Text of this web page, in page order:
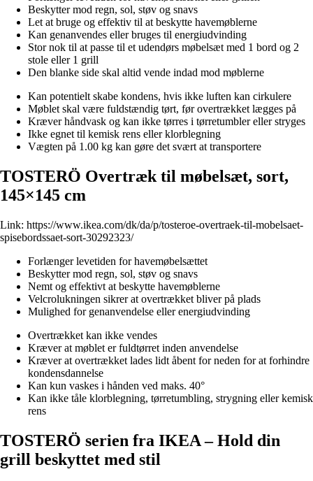
Beskytter mod regn, sol, støv og snavs
Let at bruge og effektiv til at beskytte havemøblerne
Kan genanvendes eller bruges til energiudvinding
Stor nok til at passe til et udendørs møbelsæt med 1 bord og 2
stole eller 1 grill
Den blanke side skal altid vende indad mod møblerne
Kan potentielt skabe kondens, hvis ikke luften kan cirkulere
Møblet skal være fuldstændig tørt, før overtrækket lægges på
Kræver håndvask og kan ikke tørres i tørretumbler eller stryges
Ikke egnet til kemisk rens eller klorblegning
Vægten på 1.00 kg kan gøre det svært at transportere
TOSTERÖ Overtræk til møbelsæt, sort,
145×145 cm
Link: https://www.ikea.com/dk/da/p/tosteroe-overtraek-til-mobelsaet-
spisebordssaet-sort-30292323/
Forlænger levetiden for havemøbelsættet
Beskytter mod regn, sol, støv og snavs
Nemt og effektivt at beskytte havemøblerne
Velcrolukningen sikrer at overtrækket bliver på plads
Mulighed for genanvendelse eller energiudvinding
Overtrækket kan ikke vendes
Kræver at møblet er fuldtørret inden anvendelse
Kræver at overtrækket lades lidt åbent for neden for at forhindre
kondensdannelse
Kan kun vaskes i hånden ved maks. 40°
Kan ikke tåle klorblegning, tørretumbling, strygning eller kemisk
rens
TOSTERÖ serien fra IKEA – Hold din
grill beskyttet med stil